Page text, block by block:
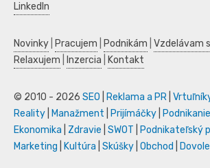
LinkedIn
Novinky Pracujem Podnikám Vzdelávam
Relaxujem
Inzercia Kontakt
© 2010 - 2026 SEO Reklama a PR
Reality
Manažment Prijímáčky Podnikanie
Ekonomika
Zdravie SWOT Podnikateľský
Marketing
Kultúra Skúšky Obchod